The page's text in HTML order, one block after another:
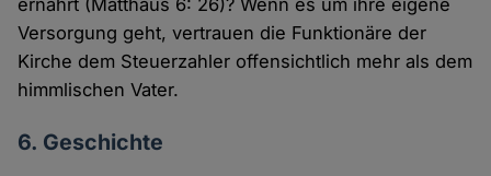
Versorgung geht, vertrauen die Funktionäre der
Kirche dem Steuerzahler offensichtlich mehr als dem
himmlischen Vater.
6. Geschichte